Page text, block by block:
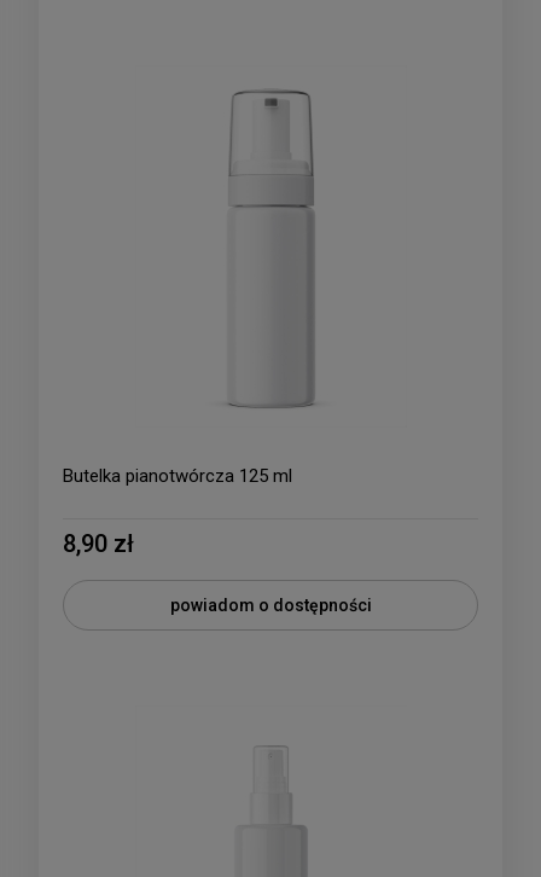
Butelka pianotwórcza 125 ml
8,90 zł
powiadom o dostępności